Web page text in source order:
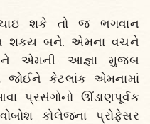
શકે તો જ ભગવાન
શક્ય બને. એમના વચને
એમની આજ્ઞા મુજબ
જોઈને કેટલાંક એમનામાં
પ્રસંગોનો ઊંડાણપૂર્વક
કોલેજના પ્રોફેસર